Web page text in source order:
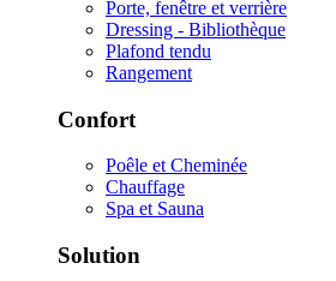
Porte, fenêtre et verrière
Dressing - Bibliothèque
Plafond tendu
Rangement
Confort
Poêle et Cheminée
Chauffage
Spa et Sauna
Solution